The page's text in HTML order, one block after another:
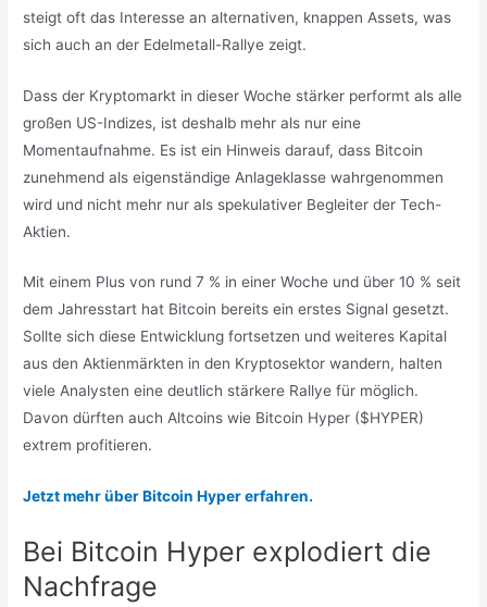
steigt oft das Interesse an alternativen, knappen Assets, was
sich auch an der Edelmetall-Rallye zeigt.
Dass der Kryptomarkt in dieser Woche stärker performt als alle
großen US-Indizes, ist deshalb mehr als nur eine
Momentaufnahme. Es ist ein Hinweis darauf, dass Bitcoin
zunehmend als eigenständige Anlageklasse wahrgenommen
wird und nicht mehr nur als spekulativer Begleiter der Tech-
Aktien.
Mit einem Plus von rund 7 % in einer Woche und über 10 % seit
dem Jahresstart hat Bitcoin bereits ein erstes Signal gesetzt.
Sollte sich diese Entwicklung fortsetzen und weiteres Kapital
aus den Aktienmärkten in den Kryptosektor wandern, halten
viele Analysten eine deutlich stärkere Rallye für möglich.
Davon dürften auch Altcoins wie Bitcoin Hyper ($HYPER)
extrem profitieren.
Jetzt mehr über Bitcoin Hyper erfahren.
Bei Bitcoin Hyper explodiert die
Nachfrage